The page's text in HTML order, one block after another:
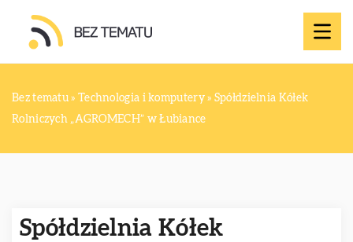
Bez tematu » Technologia i komputery» Spółdzielnia Kółek
Rolniczych „AGROMECH” w Łubiance
Spółdzielnia Kółek